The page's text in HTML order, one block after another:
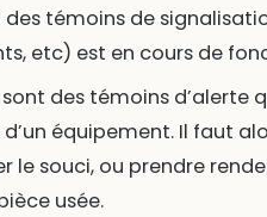
témoins de
etc) est en cours de
des témoins d’alerte
équipement. Il faut
le souci, ou prendre
usée.